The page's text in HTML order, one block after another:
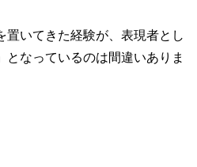
置いてきた経験が、表現者とし
となっているのは間違いありま